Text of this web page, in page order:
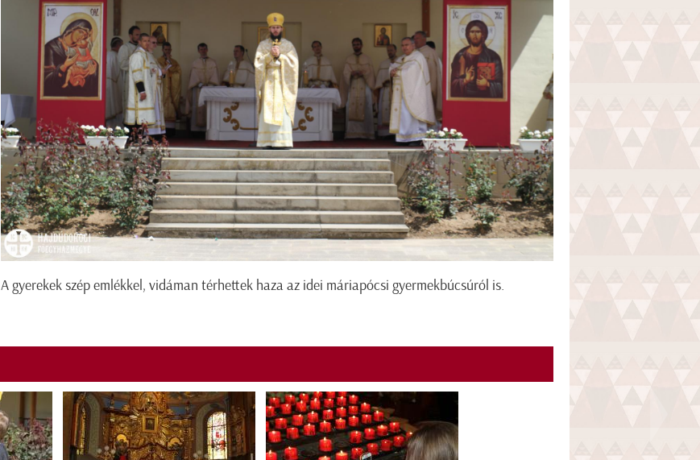
A gyerekek szép emlékkel, vidáman térhettek haza az idei máriapócsi gyermekbúcsúról is.